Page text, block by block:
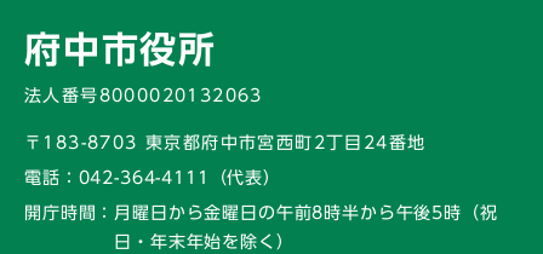
府中市役所
法人番号8000020132063
〒183-8703 東京都府中市宮西町2丁目24番地
電話： 042-364-4111（代表）
開庁時間： 月曜日から金曜日の午前8時半から午後5時 （祝
日・年末年始を除く）